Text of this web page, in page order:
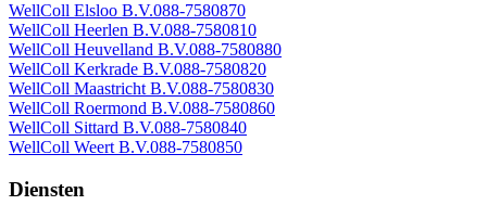
WellColl Elsloo B.V.088-7580870
WellColl Heerlen B.V.088-7580810
WellColl Heuvelland B.V.088-7580880
WellColl Kerkrade B.V.088-7580820
WellColl Maastricht B.V.088-7580830
WellColl Roermond B.V.088-7580860
WellColl Sittard B.V.088-7580840
WellColl Weert B.V.088-7580850
Diensten